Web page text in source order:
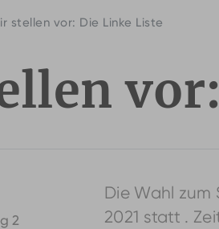
stellen vor: Die Linke Liste
2
Die Wahl
2021 statt .